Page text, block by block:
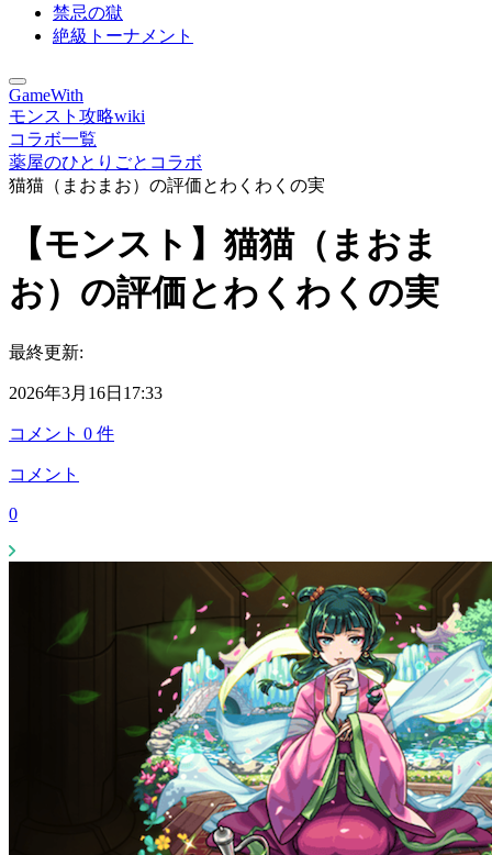
禁忌の獄
絶級トーナメント
GameWith
モンスト攻略wiki
コラボ一覧
薬屋のひとりごとコラボ
猫猫（まおまお）の評価とわくわくの実
【モンスト】猫猫（まおま
お）の評価とわくわくの実
最終更新:
2026年3月16日17:33
コメント 0 件
コメント
0